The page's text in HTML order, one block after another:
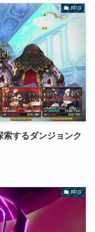
RPG
索するダンジョンク
RPG